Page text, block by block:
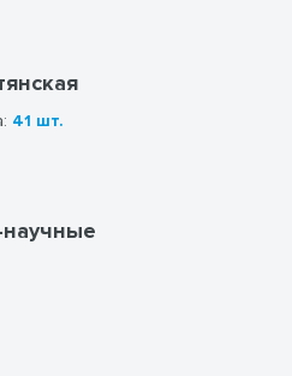
основного общего
основным видам
41 шт.